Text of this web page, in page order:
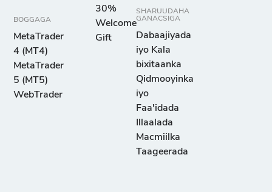
BOGGAGA
MetaTrader
4 (MT4)
MetaTrader
5 (MT5)
WebTrader
30%
Welcome
Gift
SHARUUDAHA
GANACSIGA
Dabaajiyada
iyo Kala
bixitaanka
Qidmooyinka
iyo
Faa'idada
Illaalada
Macmiilka
Taageerada